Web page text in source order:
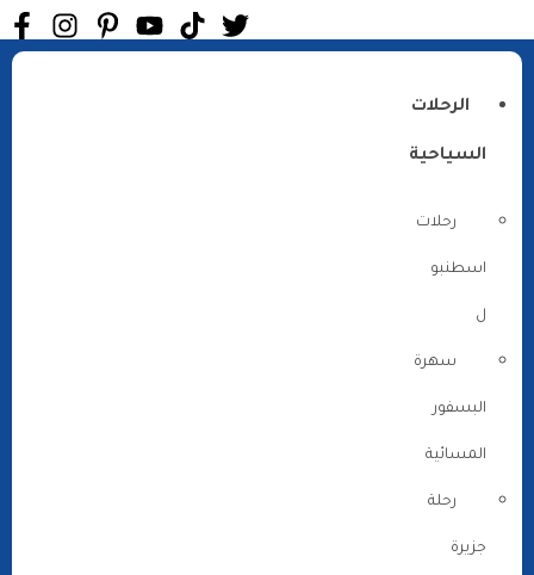
الرحلات
السياحية
رحلات
اسطنبو
ل
سهرة
البسفور
المسائية
رحلة
جزيرة